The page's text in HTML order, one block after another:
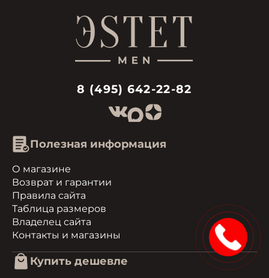
8 (495) 642-22-82
Полезная информация
О магазине
Возврат и гарантии
Правила сайта
Таблица размеров
Владелец сайта
Контакты и магазины
Купить дешевле
15%